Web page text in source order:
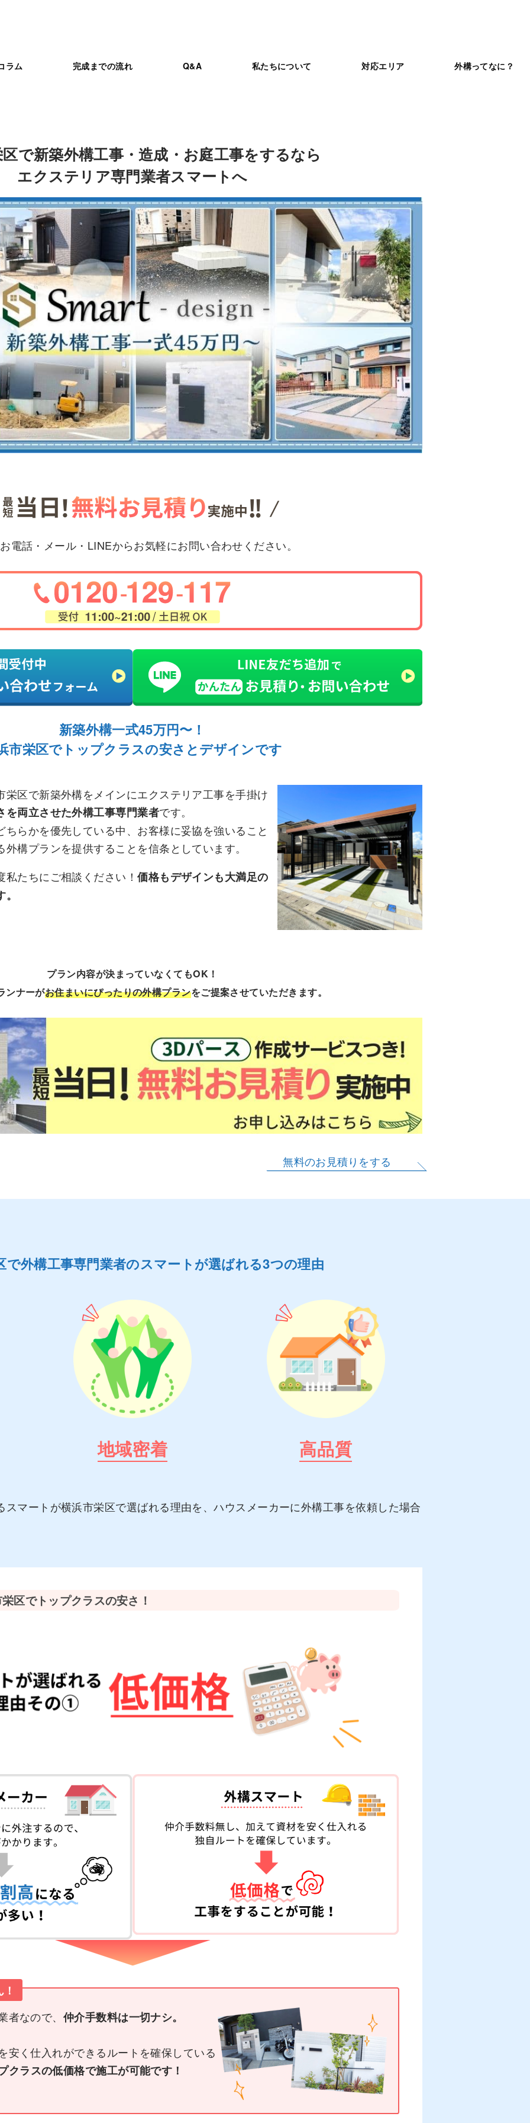
ラム 完成までの流れ Q&A 私たちについて 対応エリア 外構ってなに？
で新築外構工事・造成・お庭工事をするなら
エクステリア専門業者スマートへ
電話・メール・LINEからお気軽にお問い合わせください。
新築外構一式45万円〜！
市栄区でトップクラスの安さとデザインです
区で新築外構をメインにエクステリア工事を手掛け
を両立させた外構工事専門業者です。
らかを優先している中、お客様に妥協を強いること
構プランを提供することを信条としています。
私たちにご相談ください！価格もデザインも大満足の
プラン内容が決まっていなくてもOK！
ンナーがお住まいにぴったりの外構プランをご提案させていただきます。
無料のお見積りをする
で外構工事専門業者のスマートが選ばれる3つの理由
地域密着 高品質
マートが横浜市栄区で選ばれる理由を、ハウスメーカーに外構工事を依頼した場合
区でトップクラスの安さ！
なので、 仲介手数料は一切ナシ。
安く仕入れができるルートを確保している
クラスの低価格で施工が可能です！